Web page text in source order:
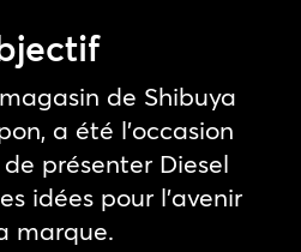
de Shibuya
a été l’occasion
présenter Diesel
idées pour l’avenir
marque.